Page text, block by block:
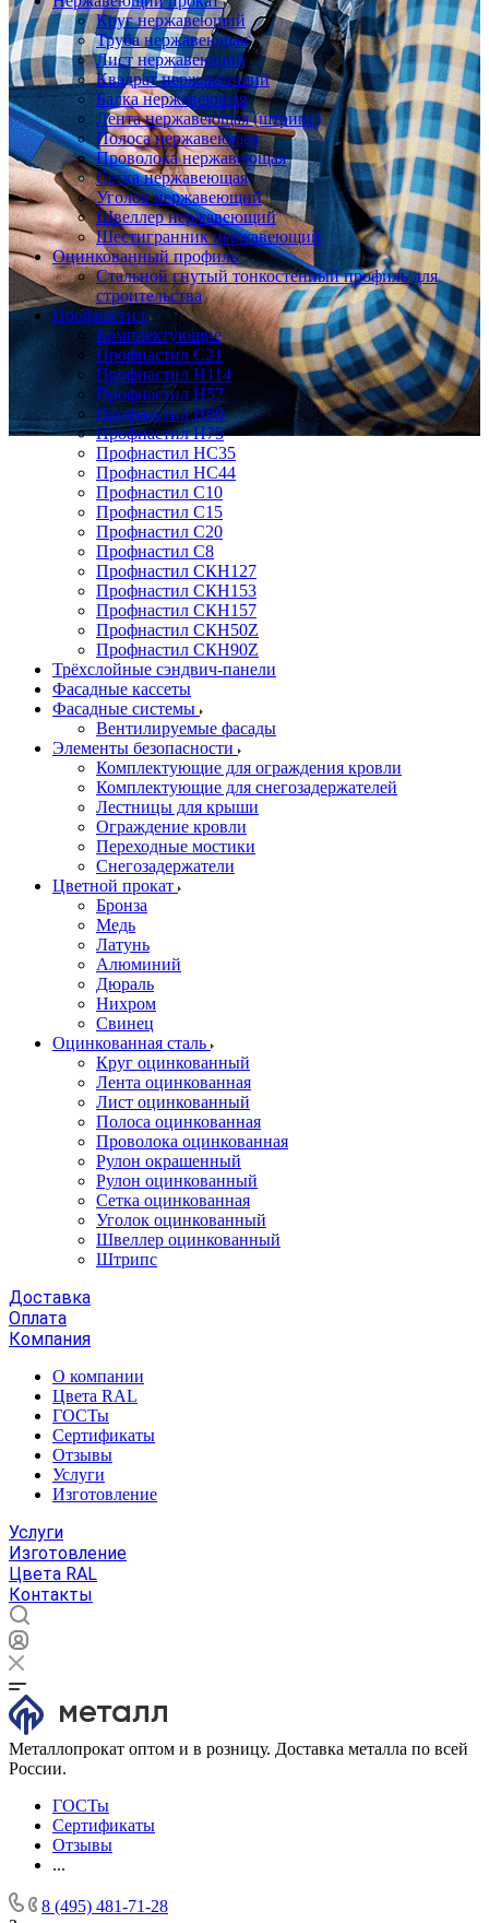
Круг нержавеющий
Труба нержавеющая
Лист нержавеющий
Квадрат нержавеющий
Балка нержавеющая
Лента нержавеющая (штрипс)
Полоса нержавеющая
Проволока нержавеющая
Сетка нержавеющая
Уголок нержавеющий
Швеллер нержавеющий
Шестигранник нержавеющий
Оцинкованный профиль
Стальной гнутый тонкостенный профиль для
строительства
Профнастил
Комплектующие
Профнастил C21
Профнастил Н114
Профнастил Н57
Профнастил Н60
Профнастил Н75
Профнастил НС35
Профнастил НС44
Профнастил С10
Профнастил С15
Профнастил С20
Профнастил С8
Профнастил СКН127
Профнастил СКН153
Профнастил СКН157
Профнастил СКН50Z
Профнастил СКН90Z
Трёхслойные сэндвич-панели
Фасадные кассеты
Фасадные системы
Вентилируемые фасады
Элементы безопасности
Комплектующие для ограждения кровли
Комплектующие для снегозадержателей
Лестницы для крыши
Ограждение кровли
Переходные мостики
Снегозадержатели
Цветной прокат
Бронза
Медь
Латунь
Алюминий
Дюраль
Нихром
Свинец
Оцинкованная сталь
Круг оцинкованный
Лента оцинкованная
Лист оцинкованный
Полоса оцинкованная
Проволока оцинкованная
Рулон окрашенный
Рулон оцинкованный
Сетка оцинкованная
Уголок оцинкованный
Швеллер оцинкованный
Штрипс
Доставка
Оплата
Компания
О компании
Цвета RAL
ГОСТы
Сертификаты
Отзывы
Услуги
Изготовление
Услуги
Изготовление
Цвета RAL
Контакты
Металлопрокат оптом и в розницу. Доставка металла по всей
России.
ГОСТы
Сертификаты
Отзывы
...
8 (495) 481-71-28